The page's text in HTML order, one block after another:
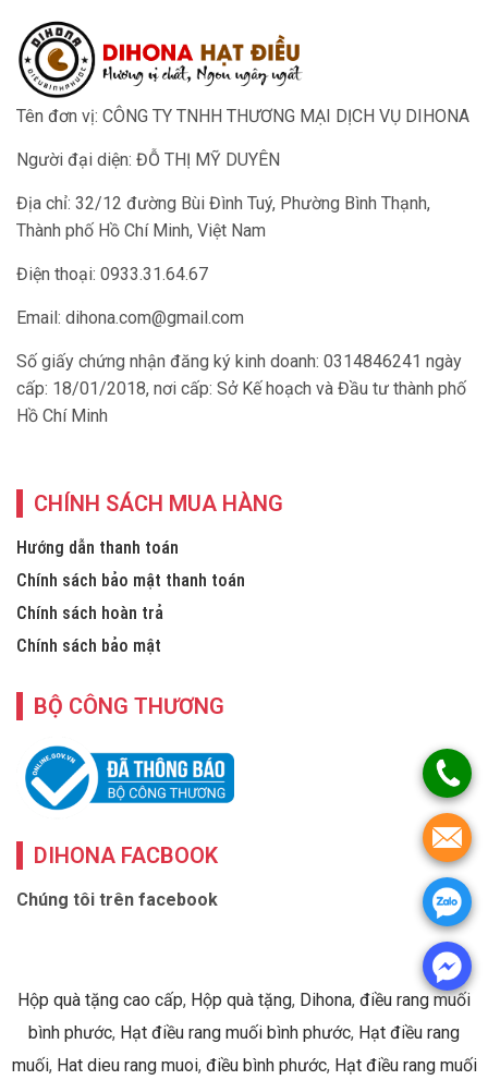
Tên đơn vị: CÔNG TY TNHH THƯƠNG MẠI DỊCH VỤ DIHONA
Người đại diện: ĐỖ THỊ MỸ DUYÊN
Địa chỉ: 32/12 đường Bùi Đình Tuý, Phường Bình Thạnh,
Thành phố Hồ Chí Minh, Việt Nam
Điện thoại: 0933.31.64.67
Email: dihona.com@gmail.com
Số giấy chứng nhận đăng ký kinh doanh: 0314846241 ngày
cấp: 18/01/2018, nơi cấp: Sở Kế hoạch và Đầu tư thành phố
Hồ Chí Minh
CHÍNH SÁCH MUA HÀNG
Hướng dẫn thanh toán
Chính sách bảo mật thanh toán
Chính sách hoàn trả
Chính sách bảo mật
BỘ CÔNG THƯƠNG
DIHONA FACBOOK
Chúng tôi trên facebook
Hộp quà tặng cao cấp, Hộp quà tặng, Dihona, điều rang muối
bình phước, Hạt điều rang muối bình phước, Hạt điều rang
muối, Hat dieu rang muoi, điều bình phước, Hạt điều rang muối